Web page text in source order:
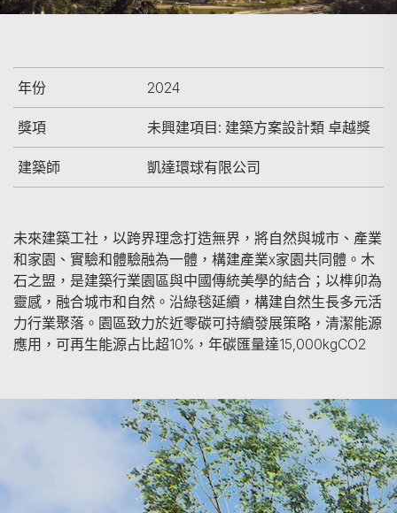
年份 2024
獎項 未興建項目: 建築方案設計類 卓越獎
建築師 凱達環球有限公司
未來建築工社，以跨界理念打造無界，將自然與城市、產業
和家園、實驗和體驗融為一體，構建產業x家園共同體。木
石之盟，是建築行業園區與中國傳統美學的結合；以榫卯為
靈感，融合城市和自然。沿綠毯延續，構建自然生長多元活
力行業聚落。園區致力於近零碳可持續發展策略，清潔能源
應用，可再生能源占比超10%，年碳匯量達15,000kgCO2